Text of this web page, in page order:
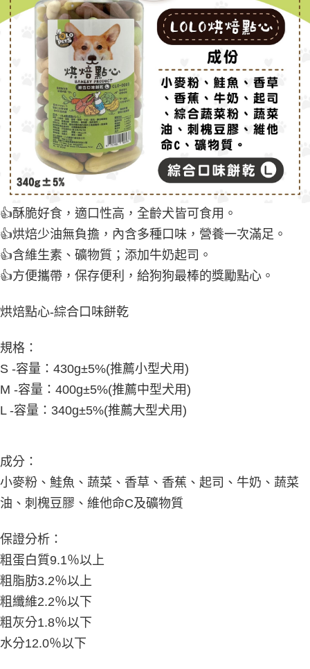
👍酥脆好食，適口性高，全齡犬皆可食用。
👍烘焙少油無負擔，內含多種口味，營養一次滿足。
👍含維生素、礦物質；添加牛奶起司。
👍方便攜帶，保存便利，給狗狗最棒的獎勵點心。
烘焙點心-綜合口味餅乾
規格：
S -容量：430g±5%(推薦小型犬用)
M -容量：400g±5%(推薦中型犬用)
L -容量：340g±5%(推薦大型犬用)
成分：
小麥粉、鮭魚、蔬菜、香草、香蕉、起司、牛奶、蔬菜
油、刺槐豆膠、維他命C及礦物質
保證分析：
粗蛋白質9.1％以上
粗脂肪3.2％以上
粗纖維2.2％以下
粗灰分1.8％以下
水分12.0％以下